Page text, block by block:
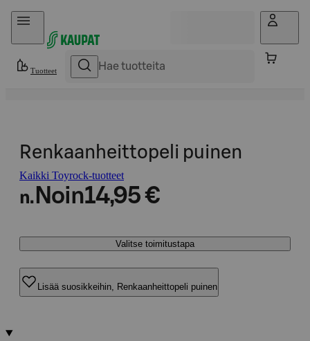
Hyppää sisältöön
Tuotteet
Renkaanheittopeli puinen
Kaikki Toyrock-tuotteet
n. Noin14,95 €
Valitse toimitustapa
Lisää suosikkeihin, Renkaanheittopeli puinen